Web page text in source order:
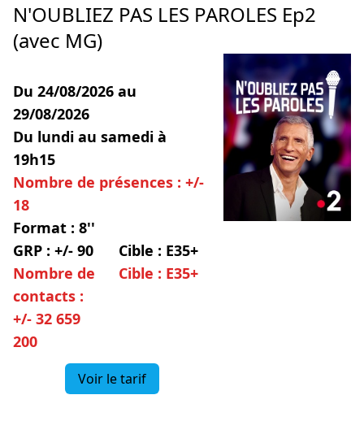
N'OUBLIEZ PAS LES PAROLES Ep2
(avec MG)
Du 24/08/2026 au
29/08/2026
Du lundi au samedi à
19h15
Nombre de présences : +/-
18
Format : 8''
GRP : +/- 90
Cible : E35+
Nombre de
contacts :
+/- 32 659
200
Cible : E35+
Voir le tarif